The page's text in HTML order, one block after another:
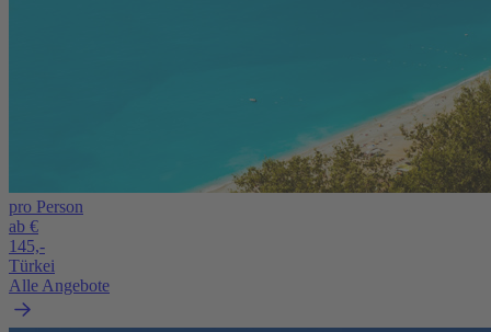
pro Person
ab €
145,-
Türkei
Alle Angebote